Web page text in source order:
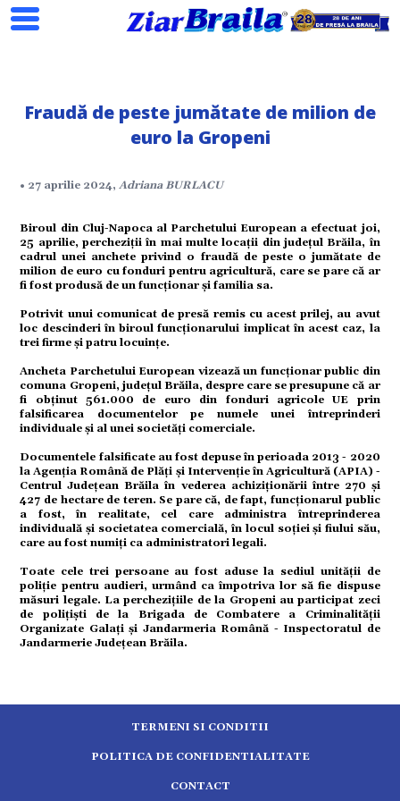
Fraudă de peste jumătate de milion de
euro la Gropeni
• 27 aprilie 2024,Adriana BURLACU
Biroul din Cluj-Napoca al Parchetului European a efectuat joi,
25 aprilie, percheziții în mai multe locații din județul Brăila, în
cadrul unei anchete privind o fraudă de peste o jumătate de
milion de euro cu fonduri pentru agricultură, care se pare că ar
fi fost produsă de un funcționar și familia sa.
Potrivit unui comunicat de presă remis cu acest prilej, au avut
loc descinderi în biroul funcționarului implicat în acest caz, la
trei firme și patru locuințe.
Ancheta Parchetului European vizează un funcționar public din
comuna Gropeni, județul Brăila, despre care se presupune că ar
fi obținut 561.000 de euro din fonduri agricole UE prin
falsificarea documentelor pe numele unei întreprinderi
individuale și al unei societăți comerciale.
Documentele falsificate au fost depuse în perioada 2013 - 2020
la Agenția Română de Plăți și Intervenție în Agricultură (APIA) -
Centrul Județean Brăila în vederea achiziționării între 270 și
427 de hectare de teren. Se pare că, de fapt, funcționarul public
a fost, în realitate, cel care administra întreprinderea
individuală și societatea comercială, în locul soției și fiului său,
care au fost numiți ca administratori legali.
Toate cele trei persoane au fost aduse la sediul unității de
poliție pentru audieri, urmând ca împotriva lor să fie dispuse
măsuri legale. La perchezițiile de la Gropeni au participat zeci
de polițiști de la Brigada de Combatere a Criminalității
Organizate Galați și Jandarmeria Română - Inspectoratul de
Jandarmerie Județean Brăila.
TERMENI SI CONDITII
POLITICA DE CONFIDENTIALITATE
CONTACT